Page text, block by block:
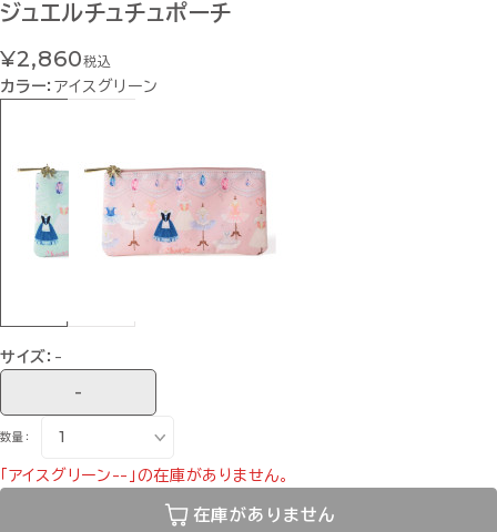
ジュエルチュチュポーチ
¥2,860税込
カラー：アイスグリーン
サイズ： -
-
数量：
「アイスグリーン--」の在庫がありません。
在庫がありません